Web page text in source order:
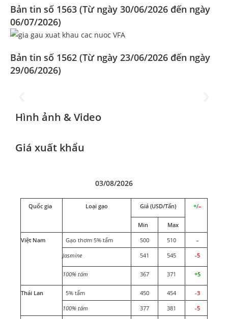
Bản tin số 1563 (Từ ngày 30/06/2026 đến ngày
06/07/2026)
Bản tin số 1562 (Từ ngày 23/06/2026 đến ngày
29/06/2026)
Đoàn Xúc tiến Thương mại tại
Hong Kong SAR, Trung Quốc
Hình ảnh & Video
Giá xuất khẩu
03/08/2026
Quốc gia Loại gạo Giá (USD/Tấn) +/–
Min
Max
Việt Nam
Gạo thơm 5% tấm 500 510
–
Jasmine
541 545 -5
100% tấm 367 371 +5
Thái Lan 5% tấm 450 454
-3
100% tấm
377 381
-5